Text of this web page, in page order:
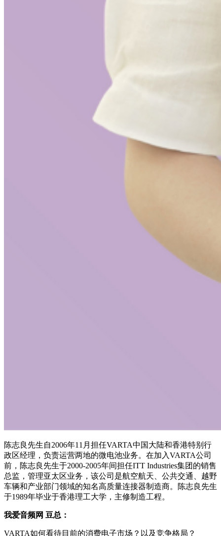
陈志良先生自2006年11月担任VARTA中国大陆和香港特别行
政区经理，负责运营两地的微电池业务。在加入VARTA公司
前，陈志良先生于2000-2005年间担任ITT Industries集团的销售
总监，管理亚太区业务，该公司是航空航天、公共交通、越野
车辆和产业部门领域的知名高质量连接器制造商。陈志良先生
于1989年毕业于香港理工大学，主修制造工程。
我爱音频网 豆总：
VARTA如何看待目前的消费电子市场？以及竞争格局？